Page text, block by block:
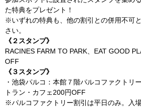
た特典をプレゼント！
※いずれの特典も、他の割引との併用不可
さい。
《２スタンプ》
RACINES FARM TO PARK、EAT GOOD
OFF
《３スタンプ》
・池袋パルコ：本館７階パルコファクトリ
トラン・カフェ200円OFF
※パルコファクトリー割引は平日のみ。入